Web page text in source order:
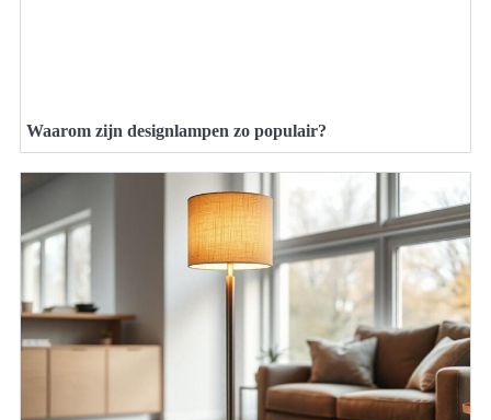
Waarom zijn designlampen zo populair?